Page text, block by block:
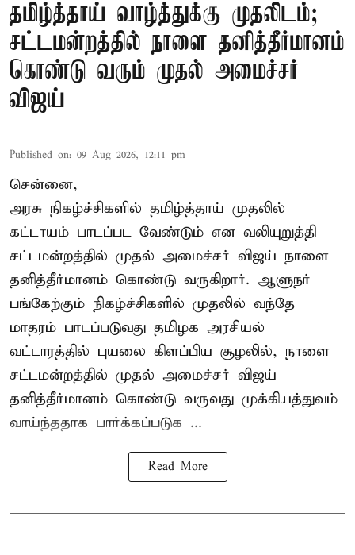
தமிழ்த்தாய் வாழ்த்துக்கு முதலிடம்;
சட்டமன்றத்தில் நாளை தனித்தீர்மானம்
கொண்டு வரும் முதல் அமைச்சர்
விஜய்
Published on: 09 Aug 2026, 12:11 pm
சென்னை,
அரசு நிகழ்ச்சிகளில் தமிழ்த்தாய் முதலில்
கட்டாயம் பாடப்பட வேண்டும் என வலியுறுத்தி
சட்டமன்றத்தில் முதல் அமைச்சர் விஜய் நாளை
தனித்தீர்மானம் கொண்டு வருகிறார். ஆளுநர்
பங்கேற்கும் நிகழ்ச்சிகளில் முதலில் வந்தே
மாதரம் பாடப்படுவது தமிழக அரசியல்
வட்டாரத்தில் புயலை கிளப்பிய சூழலில், நாளை
சட்டமன்றத்தில் முதல் அமைச்சர் விஜய்
தனித்தீர்மானம் கொண்டு வருவது முக்கியத்துவம்
வாய்ந்ததாக பார்க்கப்படுக ...
Read More